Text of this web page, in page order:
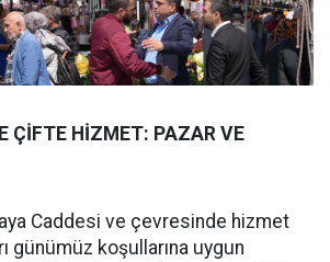
ÇİFTE HİZMET: PAZAR VE
Caddesi ve çevresinde hizmet
günümüz koşullarına uygun